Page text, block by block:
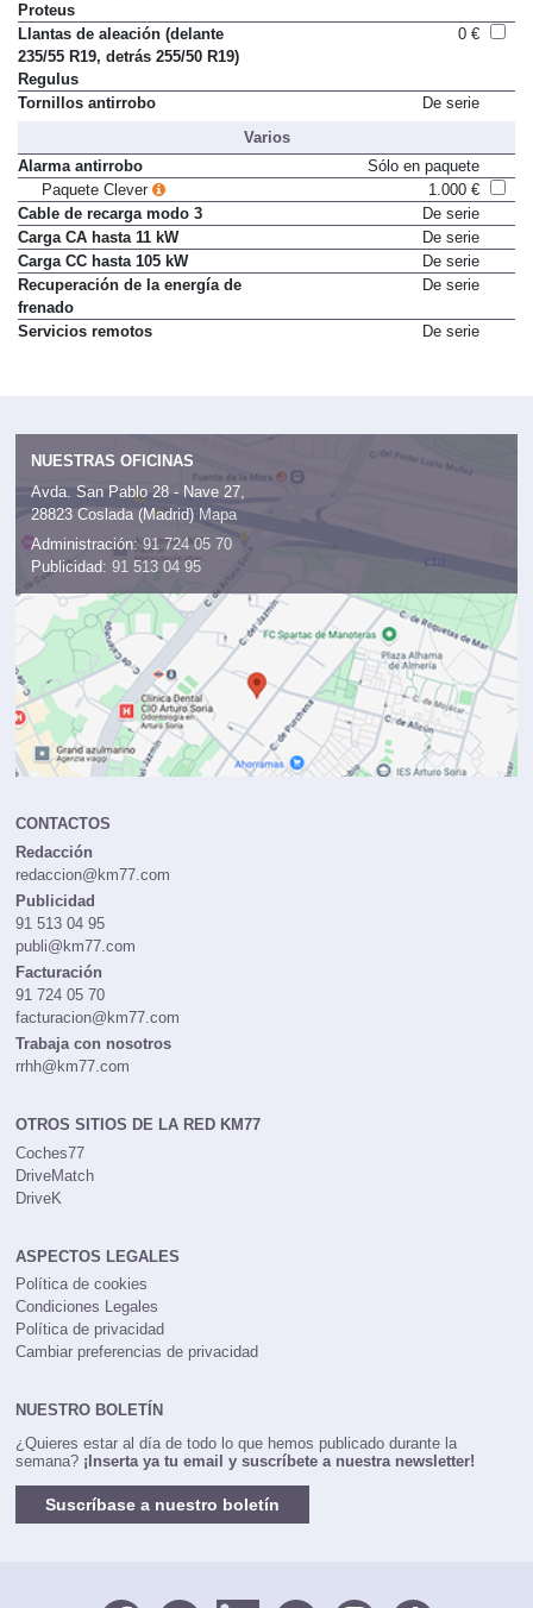
Proteus
Llantas de aleación (delante
235/55 R19, detrás 255/50 R19)
Regulus
0 €
Tornillos antirrobo
De serie
Varios
Alarma antirrobo
Sólo en paquete
Paquete Clever
1.000 €
Cable de recarga modo 3
De serie
Carga CA hasta 11 kW
De serie
Carga CC hasta 105 kW
De serie
Recuperación de la energía de
frenado
De serie
Servicios remotos De serie
NUESTRAS OFICINAS
Avda. San Pablo 28 - Nave 27,
28823 Coslada (Madrid) Mapa
Administración: 91 724 05 70
Publicidad: 91 513 04 95
CONTACTOS
Redacción
redaccion@km77.com
Publicidad
91 513 04 95
publi@km77.com
Facturación
91 724 05 70
facturacion@km77.com
Trabaja con nosotros
rrhh@km77.com
OTROS SITIOS DE LA RED KM77
Coches77
DriveMatch
DriveK
ASPECTOS LEGALES
Política de cookies
Condiciones Legales
Política de privacidad
Cambiar preferencias de privacidad
NUESTRO BOLETÍN
¿Quieres estar al día de todo lo que hemos publicado durante la
semana? ¡Inserta ya tu email y suscríbete a nuestra newsletter!
Suscríbase a nuestro boletín